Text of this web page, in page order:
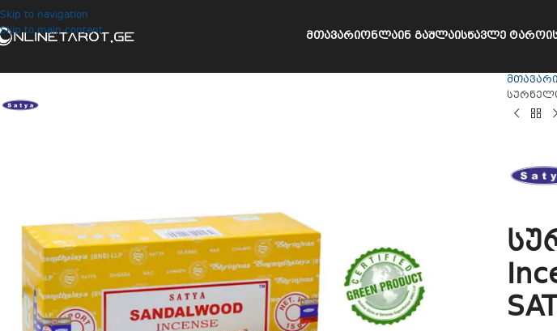
Skip to navigation
Skip to main content
ᲛᲗᲐᲕᲐᲠᲘᲝᲜᲚᲐᲘᲜ ᲒᲐᲨᲚᲐᲘᲡᲬᲐᲕᲚᲔ ᲢᲐᲠᲝ
მთავარი